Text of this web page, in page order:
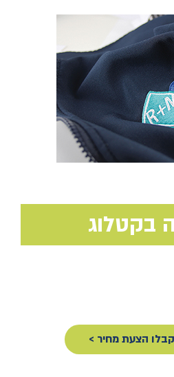
בקטלוג
הצעת מחיר >